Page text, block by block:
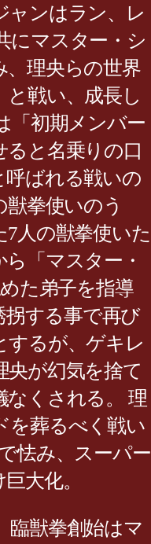
ャンはラン、レ
にマスター・シ
、理央らの世界
戦い、成長し
「初期メンバー
ると名乗りの口
呼ばれる戦いの
獣拳使いのう
人の獣拳使いた
「マスター・
た弟子を指導
拐する事で再び
するが、ゲキレ
央が幻気を捨て
なくされる。 理
を葬るべく戦い
怯み、スーパー
大化。
臨獣拳創始はマ